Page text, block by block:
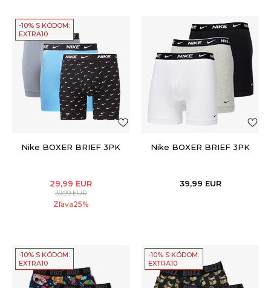
-10% S KÓDOM:
EXTRA10
Nike BOXER BRIEF 3PK
29,99 EUR
39,99EUR
Zľava25%
Nike BOXER BRIEF 3PK
39,99 EUR
-10% S KÓDOM:
EXTRA10
-10% S KÓDOM:
EXTRA10